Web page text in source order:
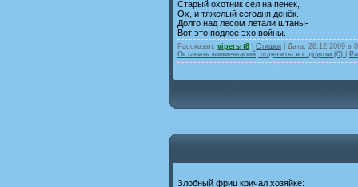
Старый охотник сел на пенек,
Ох, и тяжелый сегодня денёк.
Долго над лесом летали штаны-
Вот это подлое эхо войны.
Рассказал: vipersrt8 Стишки | Дата: 28.12.2009 в
Оставить комментарий, поделиться с другом (0)
Злобный фриц кричал хозяйке: